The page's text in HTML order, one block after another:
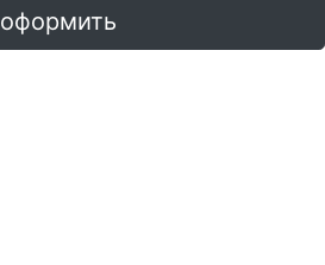
оформить